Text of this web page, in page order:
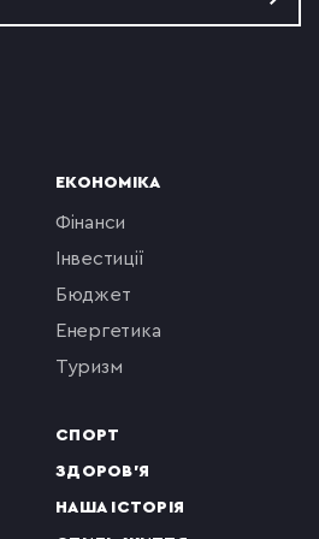
ЕКОНОМІКА
фінанси
інвестиції
бюджет
енергетика
туризм
СПОРТ
ЗДОРОВ'Я
НАША ІСТОРІЯ